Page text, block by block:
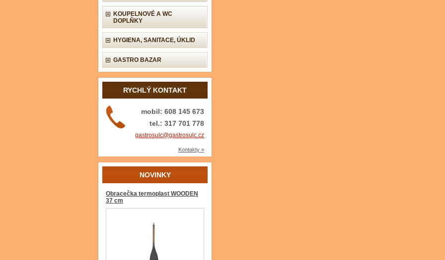
KOUPELNOVÉ A WC
DOPLŇKY
HYGIENA, SANITACE, ÚKLID
GASTRO BAZAR
RYCHLÝ KONTAKT
mobil: 608 145 673
tel.: 317 701 778
gastrosulc@gastrosulc.cz
Kontakty »
NOVINKY
Obracečka termoplast WOODEN
37 cm